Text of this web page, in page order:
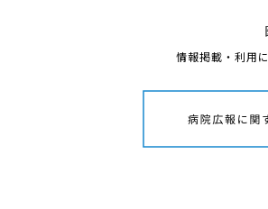
情報掲載・利用